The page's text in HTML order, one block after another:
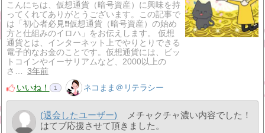
こんにちは、仮想通貨（暗号資産）に興味を持
ってくれてありがとうございます。この記事で
は「初心者必見❗❗仮想通貨（暗号資産）の始め
方と仕組みのイロハ」をお伝えします。 仮想
通貨とは、インターネット上でやりとりできる
電子的なお金のことです。仮想通貨には、ビッ
トコインやイーサリアムなど、2000以上の
さ…
3年前
いいね！
1 ネコまま＠リテラシー
(退会したユーザー)
メチャクチャ濃い内容でした！
はてブ応援させて頂きました。